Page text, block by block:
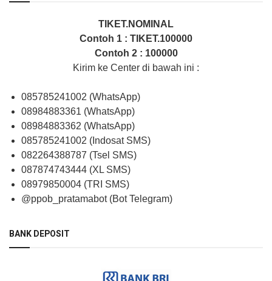
TIKET.NOMINAL
Contoh 1 : TIKET.100000
Contoh 2 : 100000
Kirim ke Center di bawah ini :
085785241002 (WhatsApp)
08984883361 (WhatsApp)
08984883362 (WhatsApp)
085785241002 (Indosat SMS)
082264388787 (Tsel SMS)
087874743444 (XL SMS)
08979850004 (TRI SMS)
@ppob_pratamabot (Bot Telegram)
BANK DEPOSIT